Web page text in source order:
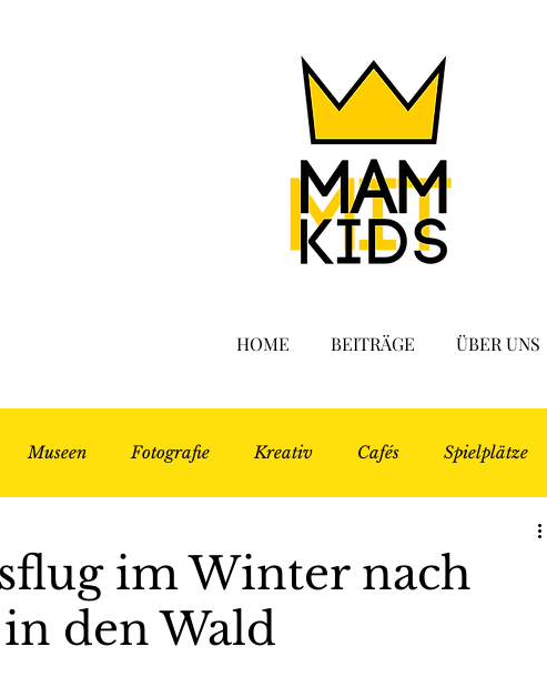
HOME BEITRÄGE ÜBER UNS
Museen Fotografie Kreativ Cafés Spielplätze
im Winter nach
den Wald